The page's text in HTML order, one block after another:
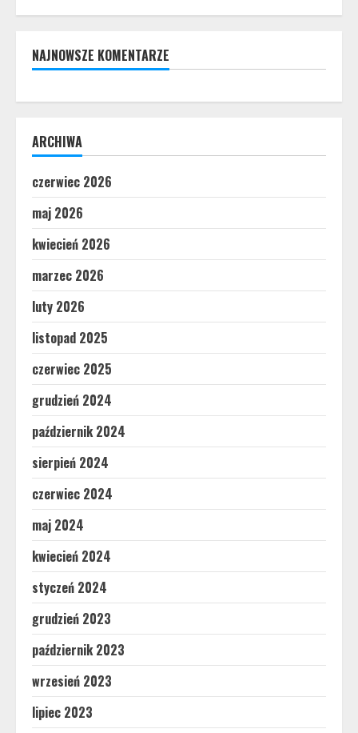
NAJNOWSZE KOMENTARZE
ARCHIWA
czerwiec 2026
maj 2026
kwiecień 2026
marzec 2026
luty 2026
listopad 2025
czerwiec 2025
grudzień 2024
październik 2024
sierpień 2024
czerwiec 2024
maj 2024
kwiecień 2024
styczeń 2024
grudzień 2023
październik 2023
wrzesień 2023
lipiec 2023